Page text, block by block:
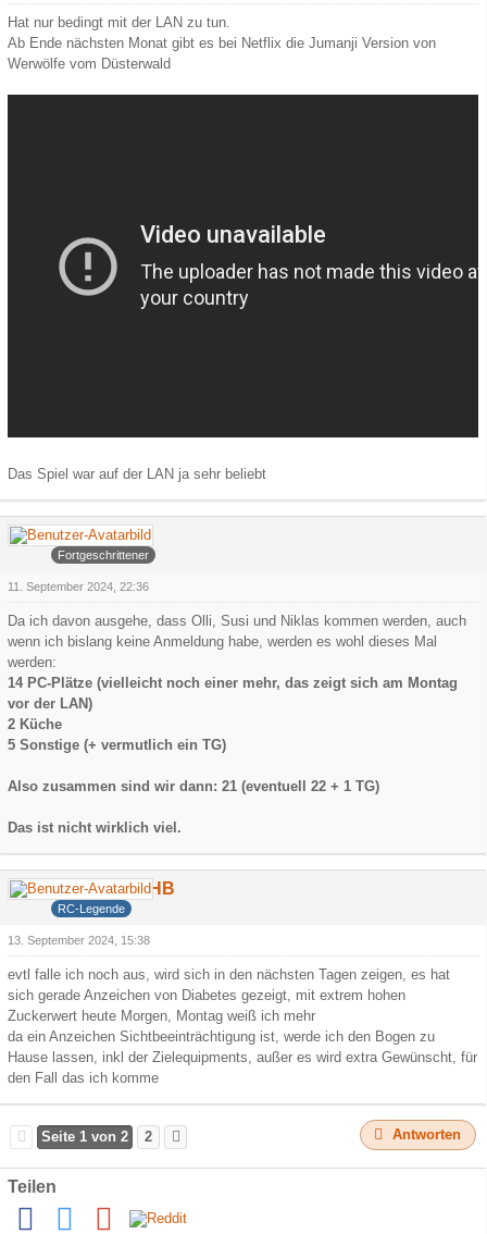
Hat nur bedingt mit der LAN zu tun.
Ab Ende nächsten Monat gibt es bei Netflix die Jumanji Version von
Werwölfe vom Düsterwald
Das Spiel war auf der LAN ja sehr beliebt
Arowa
Fortgeschrittener
11. September 2024, 22:36
Da ich davon ausgehe, dass Olli, Susi und Niklas kommen werden, auch
wenn ich bislang keine Anmeldung habe, werden es wohl dieses Mal
werden:
14 PC-Plätze (vielleicht noch einer mehr, das zeigt sich am Montag
vor der LAN)
2 Küche
5 Sonstige (+ vermutlich ein TG)
Also zusammen sind wir dann: 21 (eventuell 22 + 1 TG)
Das ist nicht wirklich viel.
DerCamperHB
RC-Legende
13. September 2024, 15:38
evtl falle ich noch aus, wird sich in den nächsten Tagen zeigen, es hat
sich gerade Anzeichen von Diabetes gezeigt, mit extrem hohen
Zuckerwert heute Morgen, Montag weiß ich mehr
da ein Anzeichen Sichtbeeinträchtigung ist, werde ich den Bogen zu
Hause lassen, inkl der Zielequipments, außer es wird extra Gewünscht, für
den Fall das ich komme
Seite 1 von 2 2 Antworten
Teilen